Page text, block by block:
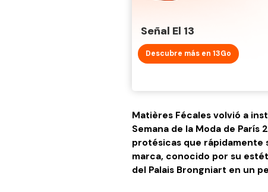
Señal El 13
Descubre más en 13Go
Matières Fécales volvió a
Semana de la Moda de
protésicas que rápidamente
marca, conocido por su
del Palais Brongniart en un